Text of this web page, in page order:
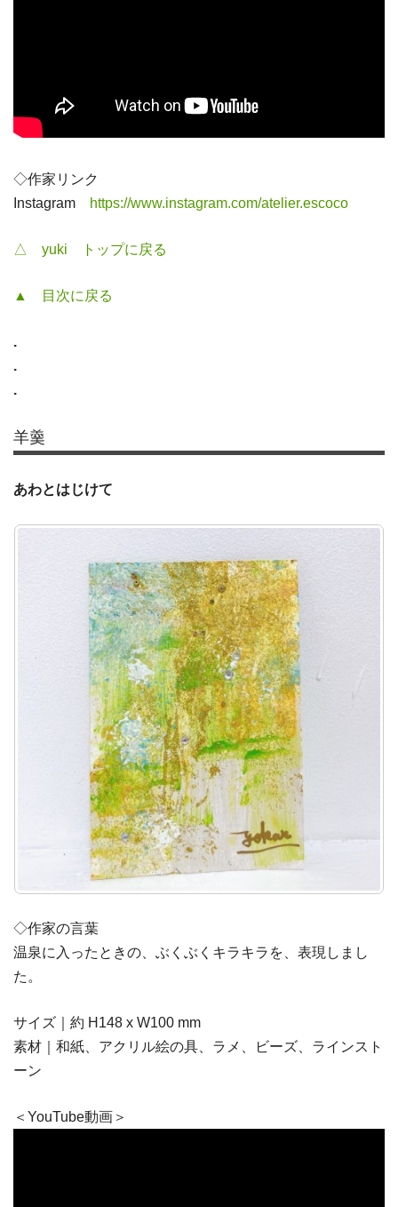
◇作家リンク
Instagram
https://www.instagram.com/atelier.escoco
△ yuki トップに戻る
▲ 目次に戻る
.
.
.
羊羹
あわとはじけて
◇作家の言葉
温泉に入ったときの、ぶくぶくキラキラを、表現しまし
た。
サイズ｜約 H148 x W100 mm
素材｜和紙、アクリル絵の具、ラメ、ビーズ、ラインスト
ーン
＜YouTube動画＞